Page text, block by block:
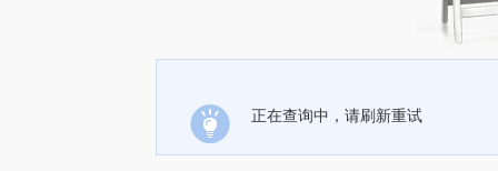
正在查询中，请刷新重试